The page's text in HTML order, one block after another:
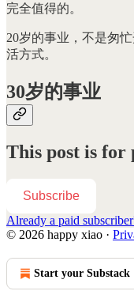
完全值得的。
20岁的事业，不是匆
活方式。
30岁的事业
This post is for
Subscribe
Already a paid
© 2026 happy xiao ·
Start your Substack